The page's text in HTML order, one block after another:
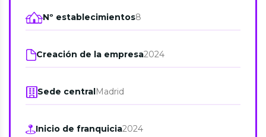
Nº establecimientos8
Creación de la empresa2024
Sede centralMadrid
Inicio de franquicia2024